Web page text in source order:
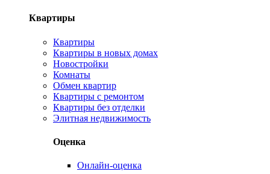
Квартиры
Квартиры
Квартиры в новых домах
Новостройки
Комнаты
Обмен квартир
Квартиры с ремонтом
Квартиры без отделки
Элитная недвижимость
Оценка
Онлайн-оценка